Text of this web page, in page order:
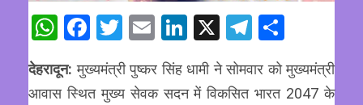
WhatsApp
Facebook
Twitter
EmailLinkedIn
X Telegram
देहरादून: मुख्यमंत्री पुष्कर सिंह धामी ने सोमवार को मुख्यमंत्री
आवास स्थित मुख्य सेवक सदन में विकसित भारत 2047 के